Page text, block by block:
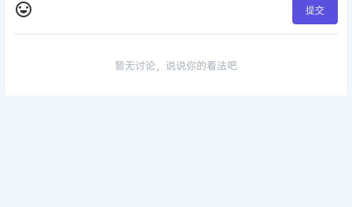
提交
暂无讨论，说说你的看法吧